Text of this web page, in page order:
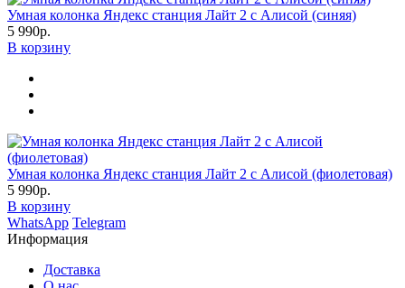
Умная колонка Яндекс станция Лайт 2 с Алисой (синяя)
5 990р.
В корзину
Умная колонка Яндекс станция Лайт 2 с Алисой (фиолетовая)
5 990р.
В корзину
WhatsApp Telegram
Информация
Доставка